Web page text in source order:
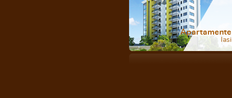
Apartamente
Iasi